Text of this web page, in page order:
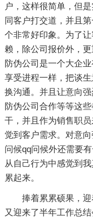
户，这样很简单，但
同客户打交道，并且
个非常好印象。为了
赖，除公司报价外，
防伪公司是一个大企
享受进程一样，把谈
换沟通。并且让意向
防伪公司合作等等这
干，并且作为销售职
觉到客户需求。对意
问候qq问候外还需要
从自己行为中感觉到
累起来。
捧着累累硕果，
又迎来了半年工作总